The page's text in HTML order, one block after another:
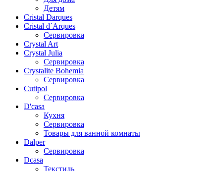
Детям
Cristal Darques
Cristal d`Arques
Сервировка
Crystal Art
Crystal Julia
Сервировка
Crystalite Bohemia
Сервировка
Cutipol
Сервировка
D'casa
Кухня
Сервировка
Товары для ванной комнаты
Dalper
Сервировка
Dcasa
Текстиль